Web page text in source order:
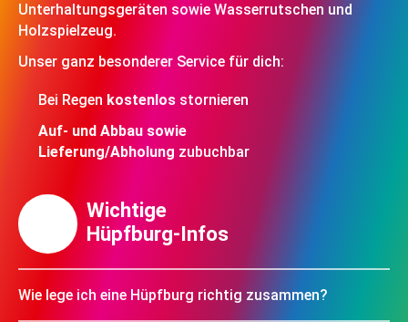
Unterhaltungsgeräten sowie Wasserrutschen und
Holzspielzeug.
Unser ganz besonderer Service für dich:
Bei Regen kostenlos stornieren
Auf- und Abbau sowie
Lieferung/Abholung zubuchbar
Wichtige
Hüpfburg-Infos
Wie lege ich eine Hüpfburg richtig zusammen?